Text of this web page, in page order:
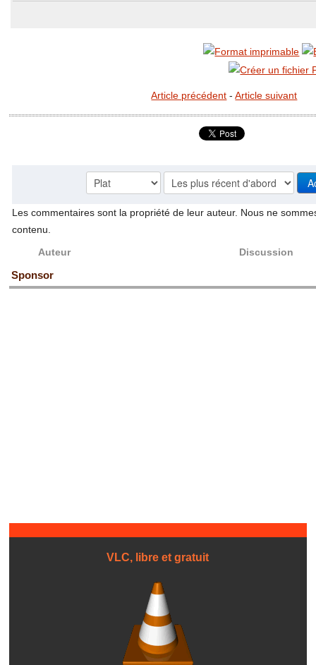
Article précédent -Article suivant
Les commentaires sont la propriété de leur auteur. Nous ne
contenu.
Auteur
Discussion
Sponsor
VLC, libre et gratuit